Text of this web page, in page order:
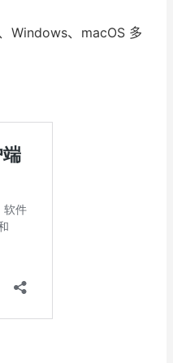
Windows、macOS 多